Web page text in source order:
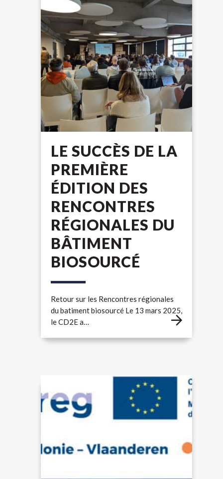
LE SUCCÈS DE LA
PREMIÈRE
ÉDITION DES
RENCONTRES
RÉGIONALES DU
BÂTIMENT
BIOSOURCÉ
Retour sur les Rencontres régionales
du batiment biosourcé Le 13 mars 2025,
le CD2E a…